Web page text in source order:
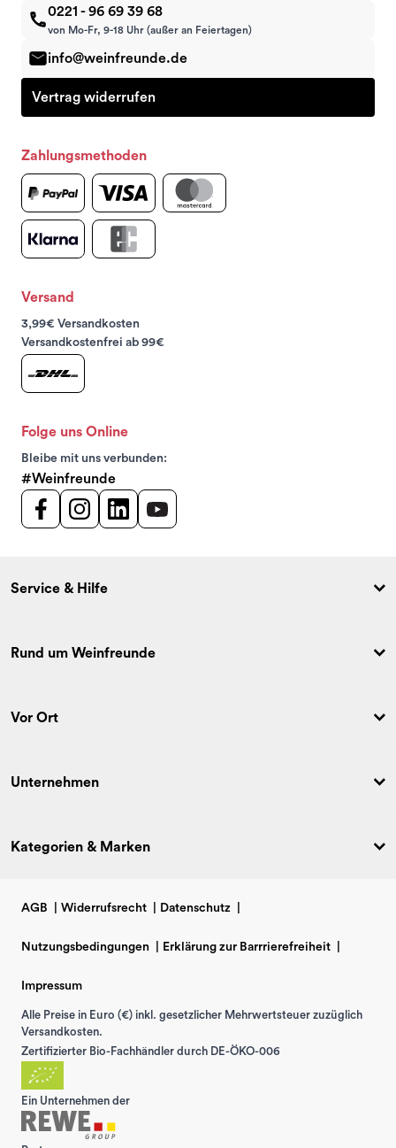
0221 - 96 69 39 68
von Mo-Fr, 9-18 Uhr (außer an Feiertagen)
info@weinfreunde.de
Vertrag widerrufen
Zahlungsmethoden
Versand
3,99€ Versandkosten
Versandkostenfrei ab 99€
Folge uns Online
Bleibe mit uns verbunden:
#Weinfreunde
Service & Hilfe
Rund um Weinfreunde
Vor Ort
Unternehmen
Kategorien & Marken
AGB Widerrufsrecht Datenschutz
Nutzungsbedingungen Erklärung zur Barrrierefreiheit
Impressum
Alle Preise in Euro (€) inkl. gesetzlicher Mehrwertsteuer zuzüglich
Versandkosten.
Zertifizierter Bio-Fachhändler durch DE-ÖKO-006
Ein Unternehmen der